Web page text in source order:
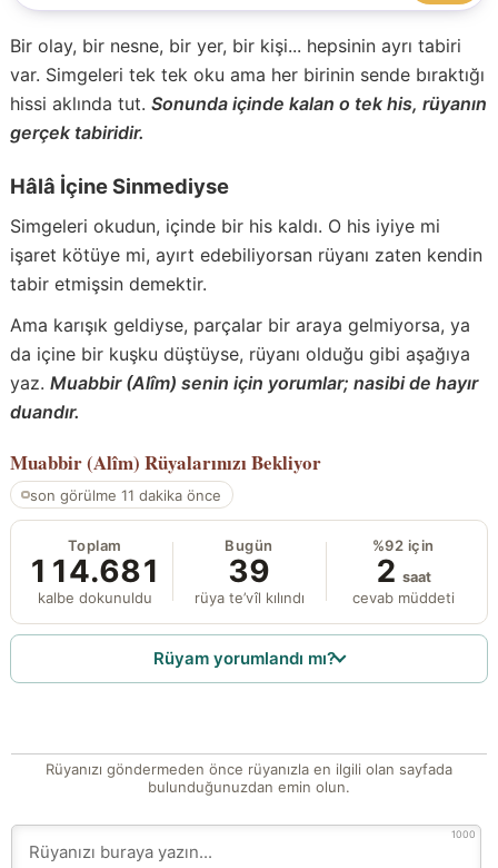
Bir olay, bir nesne, bir yer, bir kişi... hepsinin ayrı tabiri
var. Simgeleri tek tek oku ama her birinin sende bıraktığı
hissi aklında tut. Sonunda içinde kalan o tek his, rüyanın
gerçek tabiridir.
Hâlâ İçine Sinmediyse
Simgeleri okudun, içinde bir his kaldı. O his iyiye mi
işaret kötüye mi, ayırt edebiliyorsan rüyanı zaten kendin
tabir etmişsin demektir.
Ama karışık geldiyse, parçalar bir araya gelmiyorsa, ya
da içine bir kuşku düştüyse, rüyanı olduğu gibi aşağıya
yaz. Muabbir (Alîm) senin için yorumlar; nasibi de hayır
duandır.
Muabbir (Alîm) Rüyalarınızı Bekliyor
son görülme 11 dakika önce
Toplam
114.681
kalbe dokunuldu
Bugün
39
rüya te’vîl kılındı
%92 için
2 saat
cevab müddeti
Rüyam yorumlandı mı?
Rüyanızı göndermeden önce rüyanızla en ilgili olan sayfada
bulunduğunuzdan emin olun.
1000